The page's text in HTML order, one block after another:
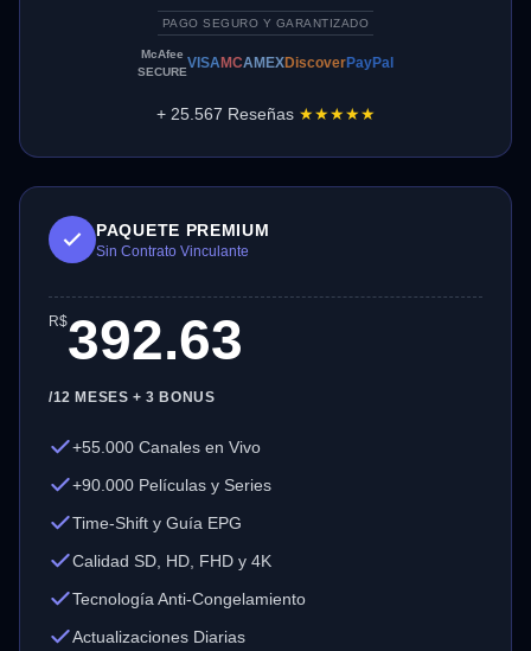
PAGO SEGURO Y GARANTIZADO
McAfee
SECURE
VISAMCAMEXDiscoverPayPal
+ 25.567 Reseñas ★★★★★
PAQUETE PREMIUM
Sin Contrato Vinculante
R$392.63
/12 MESES + 3 BONUS
+55.000 Canales en Vivo
+90.000 Películas y Series
Time-Shift y Guía EPG
Calidad SD, HD, FHD y 4K
Tecnología Anti-Congelamiento
Actualizaciones Diarias